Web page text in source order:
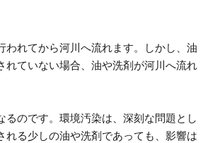
れてから河川へ流れます。しかし、油
ていない場合、油や洗剤が河川へ流れ
のです。環境汚染は、深刻な問題とし
る少しの油や洗剤であっても、影響は